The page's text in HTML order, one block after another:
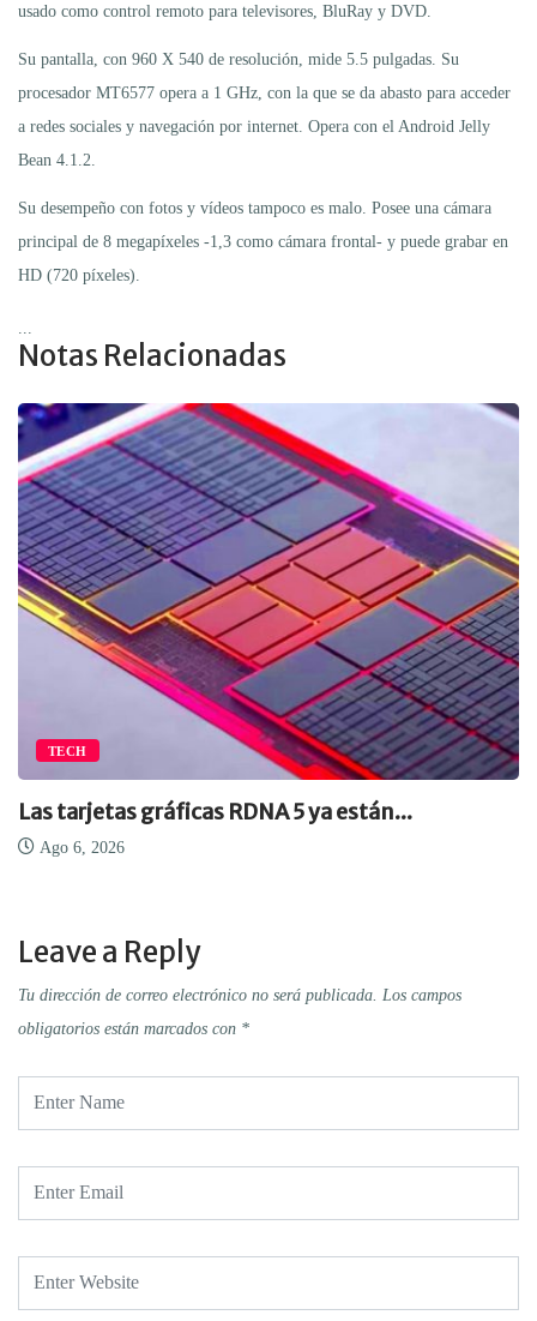
usado como control remoto para televisores, BluRay y DVD.
Su pantalla, con 960 X 540 de resolución, mide 5.5 pulgadas. Su
procesador MT6577 opera a 1 GHz, con la que se da abasto para acceder
a redes sociales y navegación por internet. Opera con el Android Jelly
Bean 4.1.2.
Su desempeño con fotos y vídeos tampoco es malo. Posee una cámara
principal de 8 megapíxeles -1,3 como cámara frontal- y puede grabar en
HD (720 píxeles).
Notas Relacionadas
TECH
Las tarjetas gráficas RDNA 5 ya están...
Ago 6, 2026
Leave a Reply
Tu dirección de correo electrónico no será publicada. Los campos
obligatorios están marcados con *